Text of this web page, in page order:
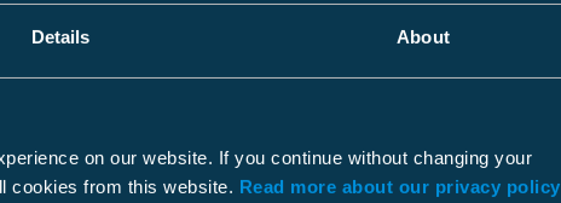
Details About
on our website. If you continue without changing your
cookies from this website. Read more about our privacy policy